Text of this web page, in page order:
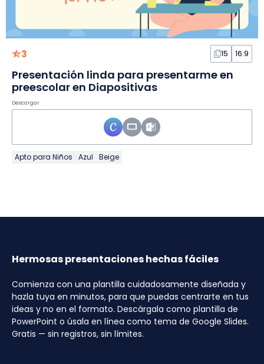
3 15 16:9
Presentación linda para presentarme en
preescolar en Diapositivas
Descargar
Apto para Niños Azul Beige
Hermosas presentaciones hechas fáciles
Comienza con una plantilla cuidadosamente diseñada y
hazla tuya en minutos, para que puedas centrarte en tus
ideas y no en el formato. Descárgala como plantilla de
PowerPoint o úsala en línea como tema de Google Slides.
Gratis — sin registros, sin límites.